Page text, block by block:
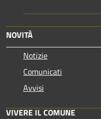
NOVITÀ
Notizie
Comunicati
Avvisi
VIVERE IL COMUNE